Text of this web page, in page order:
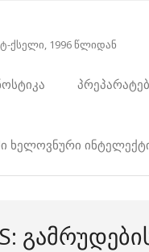
ქსელი, 1996 წლიდან
ხელოვნური